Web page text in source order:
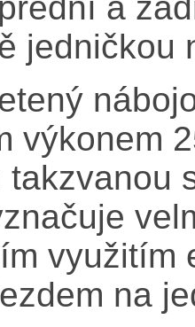
jedničkou
výkonem
takzvanou
využitím
na